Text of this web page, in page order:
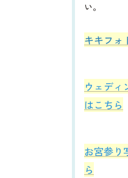
い。
キキフォ
ウェディ
はこちら
お宮参り
ら